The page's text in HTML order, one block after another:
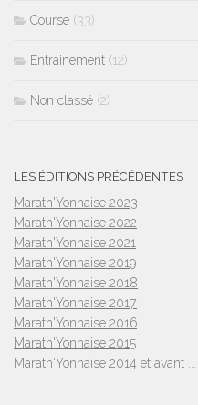
Course (33)
Entrainement (12)
Non classé (2)
LES ÉDITIONS PRÉCÉDENTES
Marath'Yonnaise 2023
Marath'Yonnaise 2022
Marath'Yonnaise 2021
Marath'Yonnaise 2019
Marath'Yonnaise 2018
Marath'Yonnaise 2017
Marath'Yonnaise 2016
Marath'Yonnaise 2015
Marath'Yonnaise 2014 et avant ...